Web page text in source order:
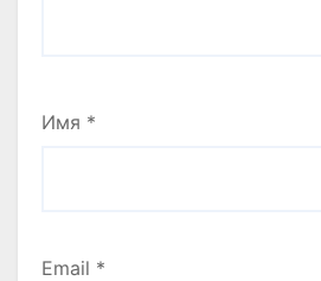
Имя *
Email *